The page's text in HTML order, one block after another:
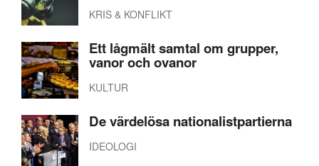
KRIS & KONFLIKT
Ett lågmält samtal om grupper,
vanor och ovanor
KULTUR
De värdelösa nationalistpartierna
IDEOLOGI